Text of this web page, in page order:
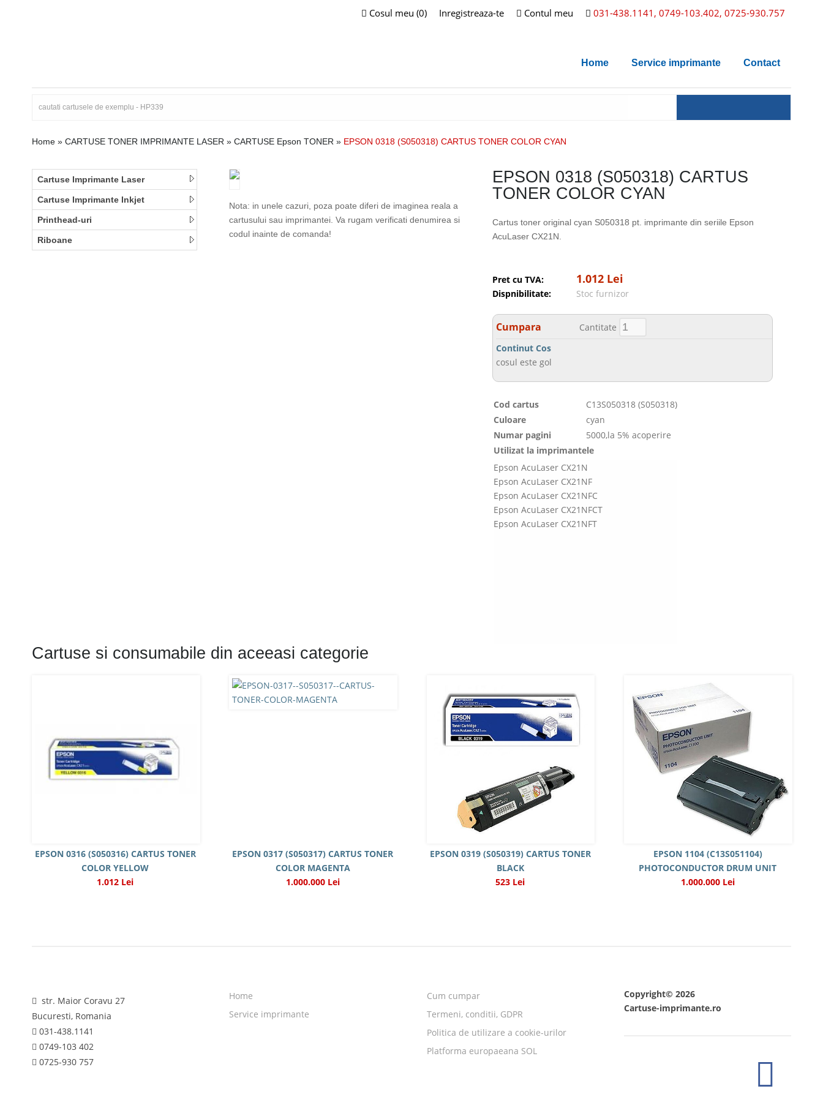
031-438.1141, 0749-103.402, 0725-930.757
Contul meu
Inregistreaza-te
Cosul meu (0)
Home Service imprimante Contact
Home » CARTUSE TONER IMPRIMANTE LASER » CARTUSE Epson TONER » EPSON 0318 (S050318) CARTUS TONER COLOR CYAN
Cartuse Imprimante Laser
Cartuse Imprimante Inkjet
Printhead-uri
Riboane
Nota: in unele cazuri, poza poate diferi de imaginea reala a
cartusului sau imprimantei. Va rugam verificati denumirea si
codul inainte de comanda!
EPSON 0318 (S050318) CARTUS
TONER COLOR CYAN
Cartus toner original cyan S050318 pt. imprimante din seriile Epson
AcuLaser CX21N.
Pret cu TVA: 1.012 Lei
Dispnibilitate: Stoc furnizor
Cumpara
Cantitate
Continut Cos
cosul este gol
Cod cartus
C13S050318 (S050318)
Culoare
cyan
Numar pagini
5000,la 5% acoperire
Utilizat la imprimantele
Epson AcuLaser CX21N
Epson AcuLaser CX21NF
Epson AcuLaser CX21NFC
Epson AcuLaser CX21NFCT
Epson AcuLaser CX21NFT
Cartuse si consumabile din aceeasi categorie
EPSON 0316 (S050316) CARTUS TONER
COLOR YELLOW
1.012 Lei
EPSON 0317 (S050317) CARTUS TONER
COLOR MAGENTA
1.000.000 Lei
EPSON 0319 (S050319) CARTUS TONER
BLACK
523 Lei
EPSON 1104 (C13S051104)
PHOTOCONDUCTOR DRUM UNIT
1.000.000 Lei
str. Maior Coravu 27
Bucuresti, Romania
031-438.1141
0749-103 402
0725-930 757
Home
Service imprimante
Cum cumpar
Termeni, conditii, GDPR
Politica de utilizare a cookie-urilor
Platforma europaeana SOL
Copyright© 2026
Cartuse-imprimante.ro